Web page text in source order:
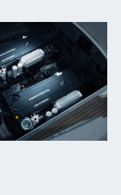
en